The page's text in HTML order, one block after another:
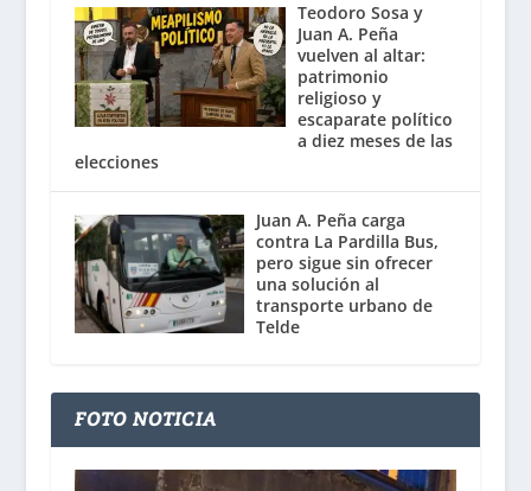
Teodoro Sosa y
Juan A. Peña
vuelven al altar:
patrimonio
religioso y
escaparate político
a diez meses de las
elecciones
Juan A. Peña carga
contra La Pardilla Bus,
pero sigue sin ofrecer
una solución al
transporte urbano de
Telde
FOTO NOTICIA